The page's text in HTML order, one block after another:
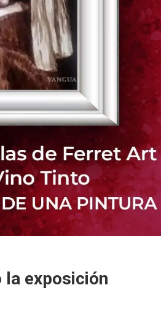
la exposición